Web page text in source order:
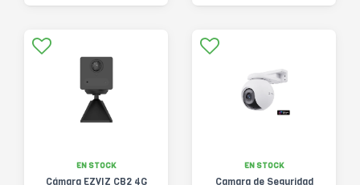
EN STOCK
Cámara EZVIZ CB2 4G
EN STOCK
Camara de Seguridad